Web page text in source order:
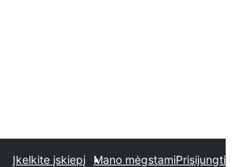
Įkelkite įskiepį Mano mėgstamiPrisijungti